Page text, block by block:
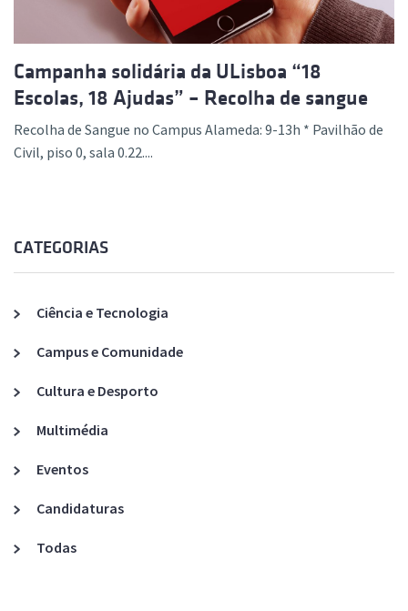
Campanha solidária da ULisboa “18
Escolas, 18 Ajudas” – Recolha de sangue
Recolha de Sangue no Campus Alameda: 9-13h * Pavilhão de
Civil, piso 0, sala 0.22....
CATEGORIAS
Ciência e Tecnologia
Campus e Comunidade
Cultura e Desporto
Multimédia
Eventos
Candidaturas
Todas